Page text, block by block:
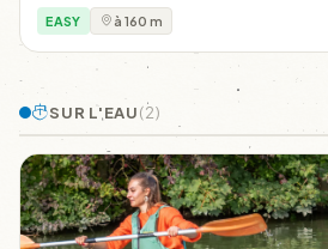
EASY à 160 m
SUR L'EAU(2)